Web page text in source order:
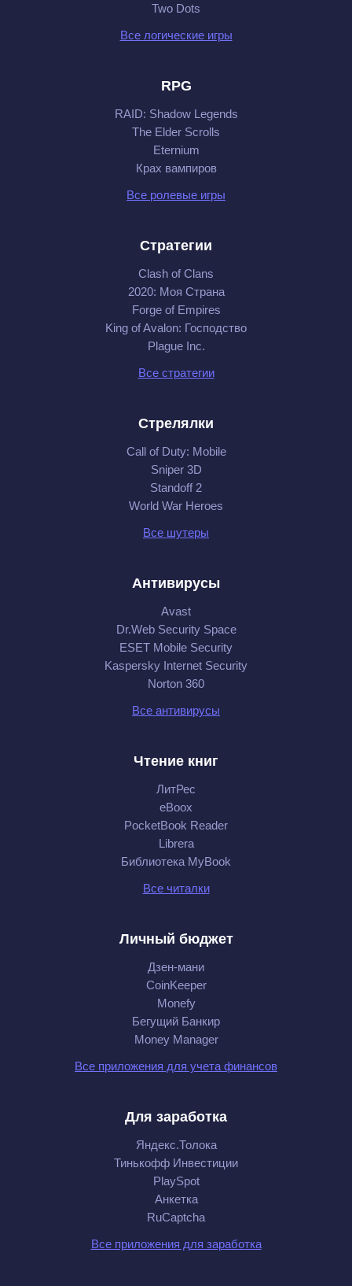
Two Dots
Все логические игры
RPG
RAID: Shadow Legends
The Elder Scrolls
Eternium
Крах вампиров
Все ролевые игры
Стратегии
Clash of Clans
2020: Моя Cтрана
Forge of Empires
King of Avalon: Господство
Plague Inc.
Все стратегии
Стрелялки
Call of Duty: Mobile
Sniper 3D
Standoff 2
World War Heroes
Все шутеры
Антивирусы
Avast
Dr.Web Security Space
ESET Mobile Security
Kaspersky Internet Security
Norton 360
Все антивирусы
Чтение книг
ЛитРес
eBoox
PocketBook Reader
Librera
Библиотека MyBook
Все читалки
Личный бюджет
Дзен-мани
CoinKeeper
Monefy
Бегущий Банкир
Money Manager
Все приложения для учета финансов
Для заработка
Яндекс.Толока
Тинькофф Инвестиции
PlaySpot
Анкетка
RuCaptcha
Все приложения для заработка